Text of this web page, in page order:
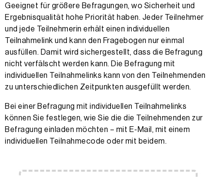
Geeignet für größere Befragungen, wo Sicherheit und
Ergebnisqualität hohe Priorität haben. Jeder Teilnehmer
und jede Teilnehmerin erhält einen individuellen
Teilnahmelink und kann den Fragebogen nur einmal
ausfüllen. Damit wird sichergestellt, dass die Befragung
nicht verfälscht werden kann. Die Befragung mit
individuellen Teilnahmelinks kann von den Teilnehmenden
zu unterschiedlichen Zeitpunkten ausgefüllt werden.
Bei einer Befragung mit individuellen Teilnahmelinks
können Sie festlegen, wie Sie die die Teilnehmenden zur
Befragung einladen möchten – mit E-Mail, mit einem
individuellen Teilnahmecode oder mit beidem.